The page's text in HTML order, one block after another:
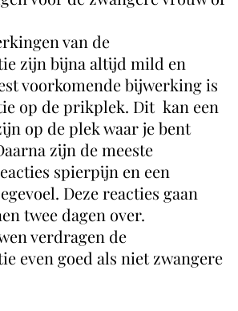
van de
zijn bijna altijd mild en
voorkomende bijwerking is
op de prikplek. Dit kan een
op de plek waar je bent
zijn de meeste
spierpijn en een
Deze reacties gaan
twee dagen over.
verdragen de
even goed als niet zwangere